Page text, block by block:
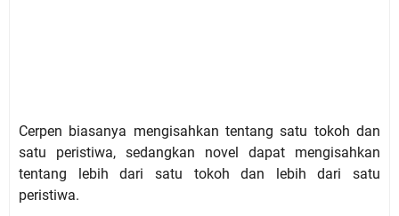
Cerpen biasanya mengisahkan tentang satu tokoh dan
satu peristiwa, sedangkan novel dapat mengisahkan
tentang lebih dari satu tokoh dan lebih dari satu
peristiwa.